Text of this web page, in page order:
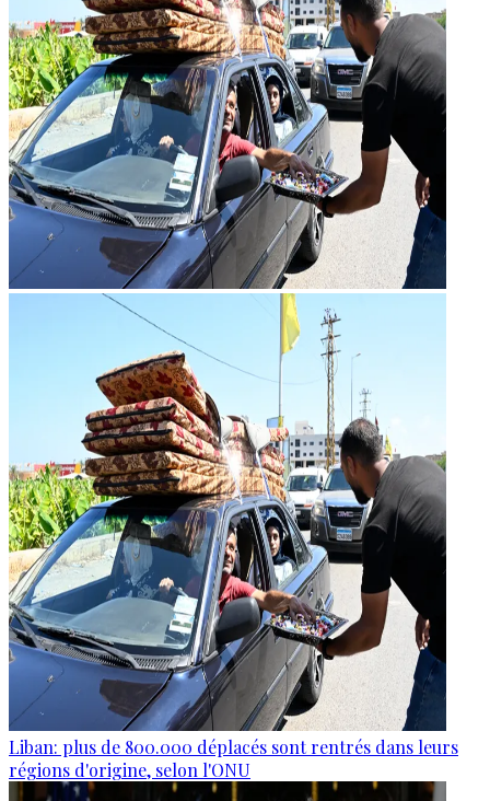
Liban: plus de 800.000 déplacés sont rentrés dans leurs
régions d'origine, selon l'ONU